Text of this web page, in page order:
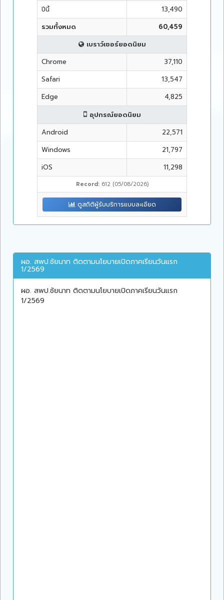
ปีนี้
13,490
รวมทั้งหมด
60,459
เบราว์เซอร์ยอดนิยม
Chrome
37,110
Safari
13,547
Edge
4,825
อุปกรณ์ยอดนิยม
Android
22,571
Windows
21,797
iOS
11,298
Record:612 (05/08/2026)
ดูสถิติผู้รับบริการแบบละเอียด
ผอ. สพป.ชัยนาท ติดตามนโยบายเปิดภาคเรียนวันแรก
1/2569
ผอ. สพป.ชัยนาท ติดตามนโยบายเปิดภาคเรียนวันแรก
1/2569